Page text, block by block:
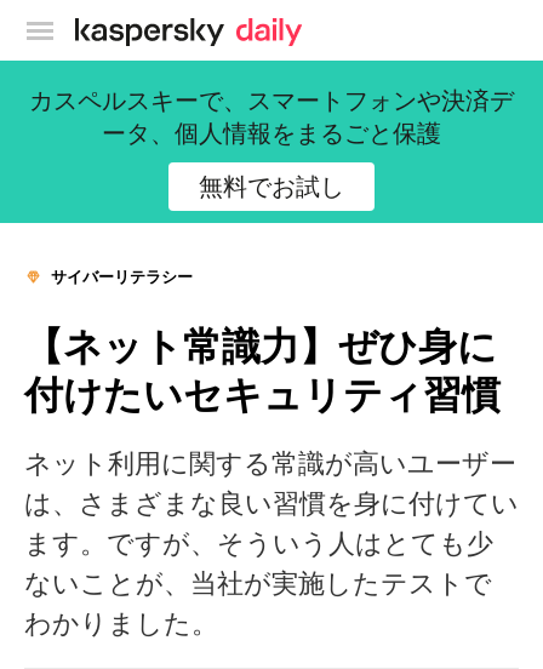
カスペルスキー公式ブログ
カスペルスキーで、スマートフォンや決済デ
ータ、個人情報をまるごと保護
無料でお試し
サイバーリテラシー
【ネット常識力】ぜひ身に
付けたいセキュリティ習慣
ネット利用に関する常識が高いユーザー
は、さまざまな良い習慣を身に付けてい
ます。ですが、そういう人はとても少
ないことが、当社が実施したテストで
わかりました。